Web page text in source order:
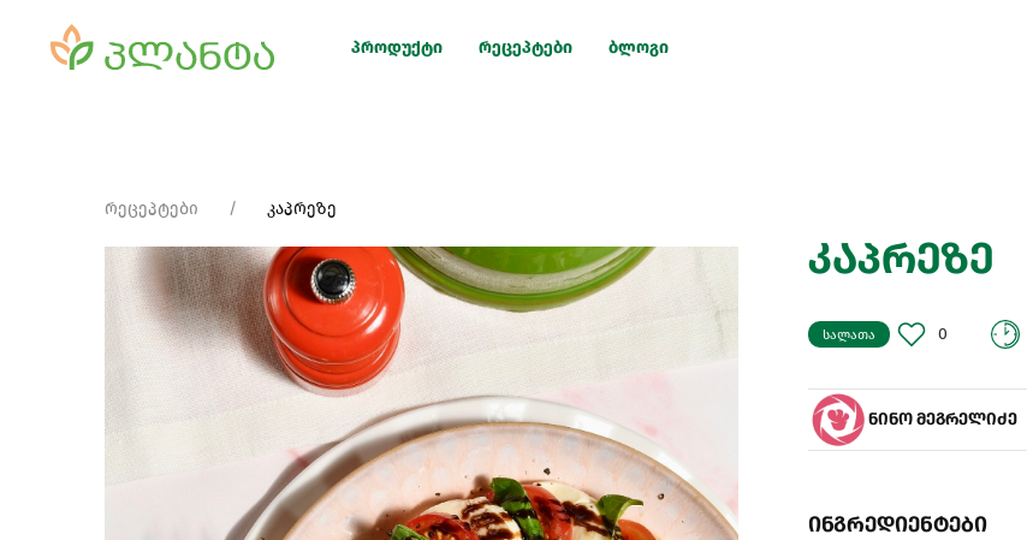
პროდუქტი რეცეპტები ბლოგი
რეცეპტები კაპრეზე
კაპრეზე
სალათა 0
ნინო მეგრელიძე
ინგრედიენტები